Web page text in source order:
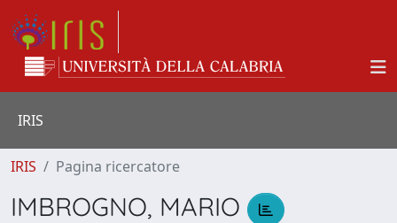
IRIS
IRIS Pagina ricercatore
IMBROGNO, MARIO